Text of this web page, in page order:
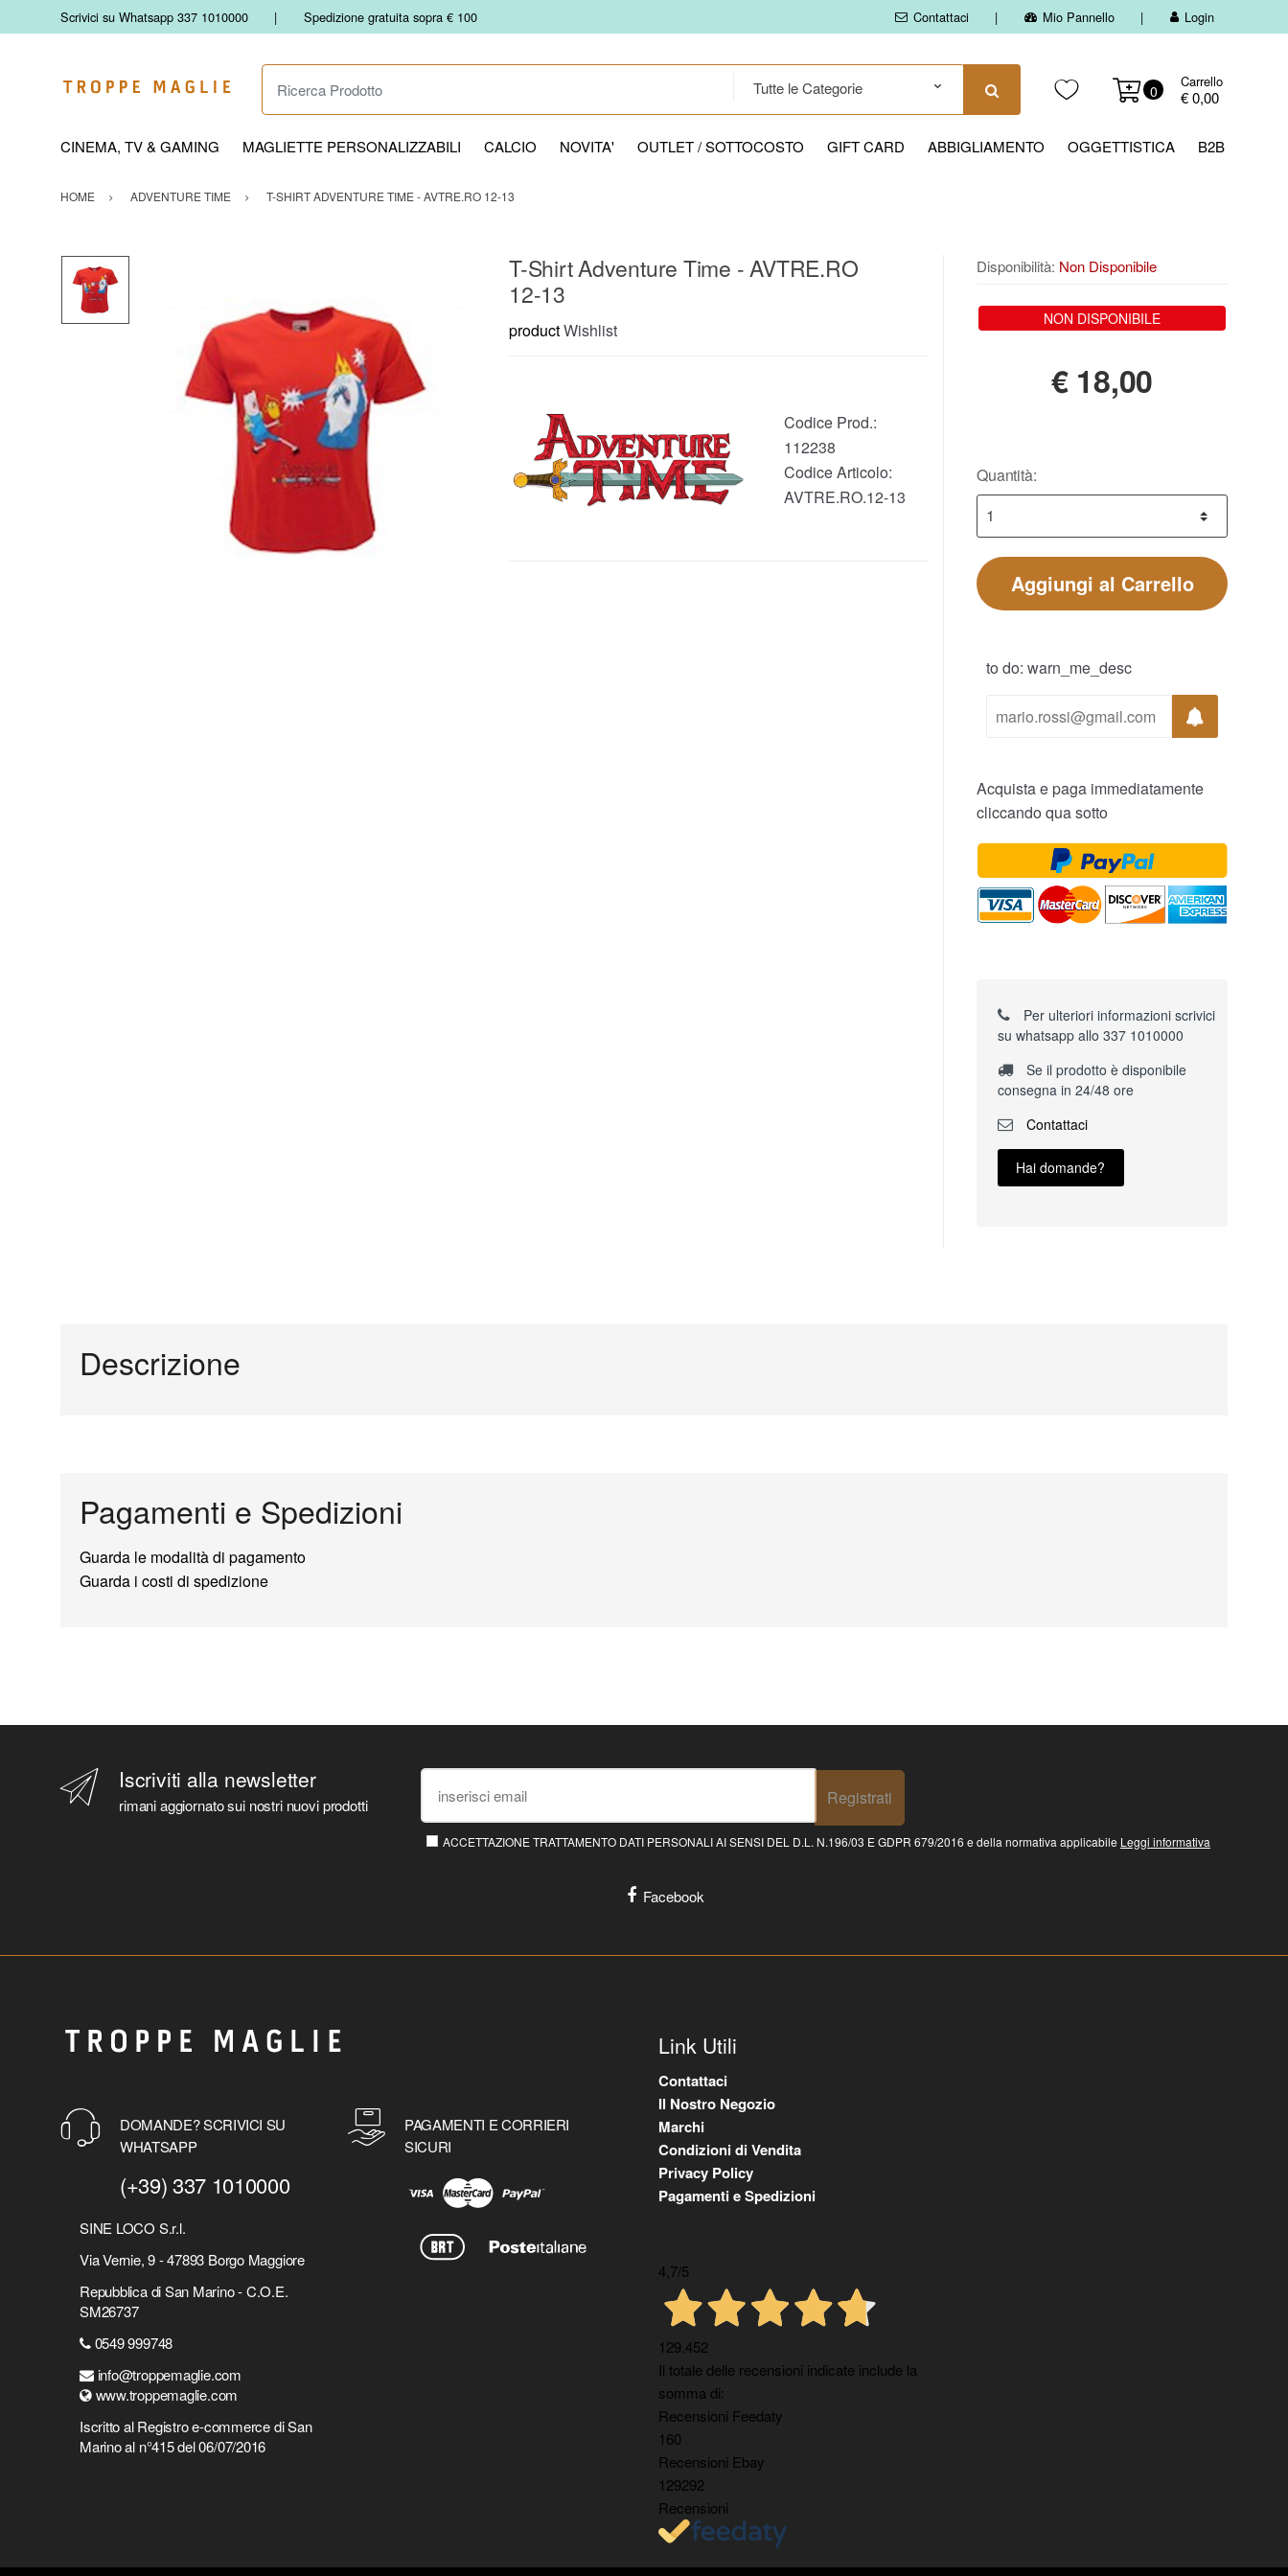
Scrivici su Whatsapp 337 1010000 Spedizione gratuita sopra € 100 Contattaci Mio Pannello Login
Ricerca Prodotto
0
Carrello
€ 0,00
CINEMA, TV & GAMING MAGLIETTE PERSONALIZZABILI CALCIO NOVITA' OUTLET / SOTTOCOSTO GIFT CARD ABBIGLIAMENTO OGGETTISTICA B2B
HOME ADVENTURE TIME T-SHIRT ADVENTURE TIME - AVTRE.RO 12-13
T-Shirt Adventure Time - AVTRE.RO
12-13
productWishlist
Codice Prod.:
112238
Codice Articolo:
AVTRE.RO.12-13
Disponibilità: Non Disponibile
NON DISPONIBILE
€ 18,00
Quantità:
Aggiungi al Carrello
to do: warn_me_desc
Acquista e paga immediatamente
cliccando qua sotto
Per ulteriori informazioni scrivici
su whatsapp allo 337 1010000
Se il prodotto è disponibile
consegna in 24/48 ore
Contattaci
Hai domande?
Descrizione
Pagamenti e Spedizioni
Guarda le modalità di pagamento
Guarda i costi di spedizione
Iscriviti alla newsletter
rimani aggiornato sui nostri nuovi prodotti Registrati
ACCETTAZIONE TRATTAMENTO DATI PERSONALI AI SENSI DEL D.L. N.196/03 E GDPR 679/2016 e della normativa applicabile Leggi informativa
Facebook
DOMANDE? SCRIVICI SU
WHATSAPP
(+39) 337 1010000
SINE LOCO S.r.l.
Via Vernie, 9 - 47893 Borgo Maggiore
Repubblica di San Marino - C.O.E.
SM26737
0549 999748
info@troppemaglie.com
www.troppemaglie.com
Iscritto al Registro e-commerce di San
Marino al n°415 del 06/07/2016
PAGAMENTI E CORRIERI
SICURI
Link Utili
Contattaci
Il Nostro Negozio
Marchi
Condizioni di Vendita
Privacy Policy
Pagamenti e Spedizioni
4,7/5
129.452
Il totale delle recensioni indicate include la
somma di:
Recensioni Feedaty
160
Recensioni Ebay
129292
Recensioni